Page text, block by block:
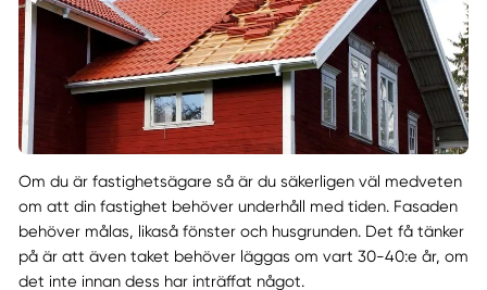
Om du är fastighetsägare så är du säkerligen väl medveten
om att din fastighet behöver underhåll med tiden. Fasaden
behöver målas, likaså fönster och husgrunden. Det få tänker
på är att även taket behöver läggas om vart 30-40:e år, om
det inte innan dess har inträffat något.